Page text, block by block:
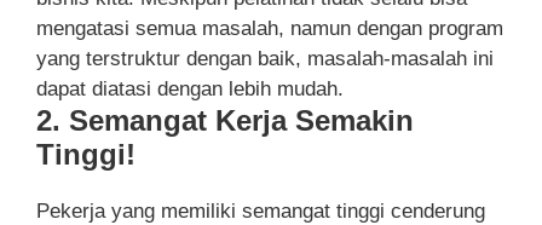
mengatasi semua masalah, namun dengan program
yang terstruktur dengan baik, masalah-masalah ini
dapat diatasi dengan lebih mudah.
2. Semangat Kerja Semakin
Tinggi!
Pekerja yang memiliki semangat tinggi cenderung